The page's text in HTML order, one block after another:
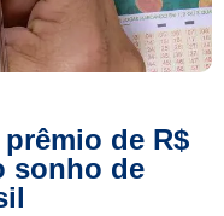
de R$
sonho de